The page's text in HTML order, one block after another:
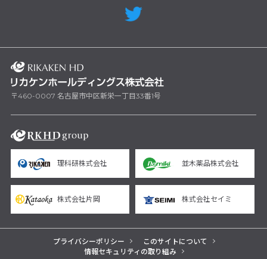
〒460-0007 名古屋市中区新栄一丁目33番1号
理科研株式会社 並木薬品株式会社
株式会社片岡 株式会社セイミ
プライバシーポリシー
このサイトについて
情報セキュリティの取り組み